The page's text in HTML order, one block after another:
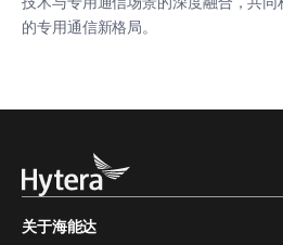
的专用通信新格局。
关于海能达